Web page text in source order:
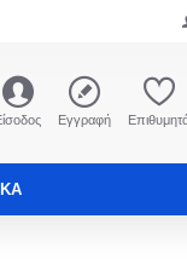
Εγγραφή